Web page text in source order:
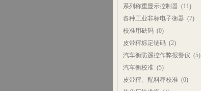
系列称重显示控制器 (11)
各种工业非标电子衡器 (7)
校准用砝码(0)
皮带秤标定链码(2)
汽车衡防遥控作弊报警仪 (5)
汽车衡校准(5)
皮带秤、配料秤校准(0)